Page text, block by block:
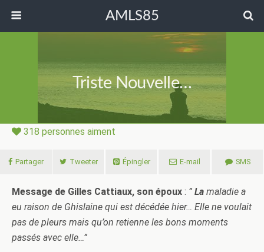
AMLS85
Triste Nouvelle…
318 personnes aiment
Partager Tweeter Épingler E-mail SMS
Message de Gilles Cattiaux, son époux : ” La maladie a
eu raison de Ghislaine qui est décédée hier… Elle ne voulait
pas de pleurs mais qu’on retienne les bons moments
passés avec elle…”